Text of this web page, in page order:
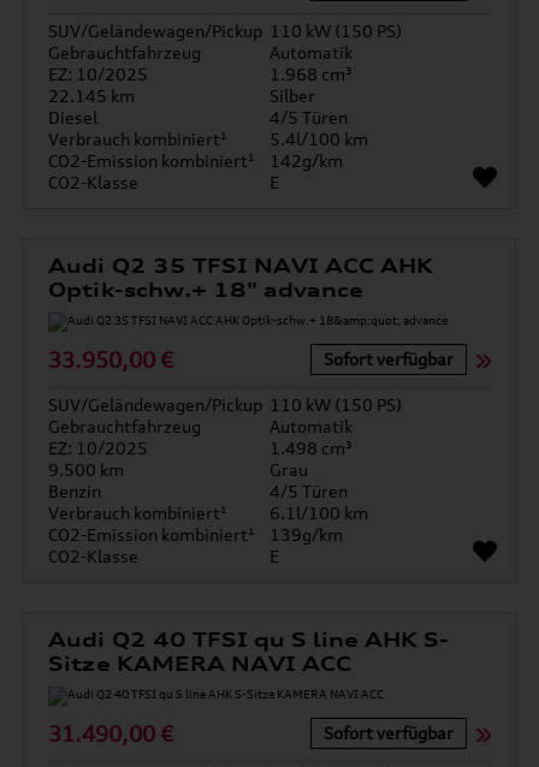
SUV/Geländewagen/Pickup 110 kW (150 PS)
Gebrauchtfahrzeug
Automatik
EZ: 10/2025
1.968 cm³
22.145 km
Silber
Diesel
4/5 Türen
Verbrauch kombiniert¹
5.4l/100 km
CO2-Emission kombiniert¹
142g/km
CO2-Klasse
E
Audi Q2 35 TFSI NAVI ACC AHK
Optik-schw.+ 18" advance
33.950,00 € Sofort verfügbar
SUV/Geländewagen/Pickup 110 kW (150 PS)
Gebrauchtfahrzeug
Automatik
EZ: 10/2025
1.498 cm³
9.500 km
Grau
Benzin
4/5 Türen
Verbrauch kombiniert¹
6.1l/100 km
CO2-Emission kombiniert¹
139g/km
CO2-Klasse
E
Audi Q2 40 TFSI qu S line AHK S-
Sitze KAMERA NAVI ACC
31.490,00 € Sofort verfügbar